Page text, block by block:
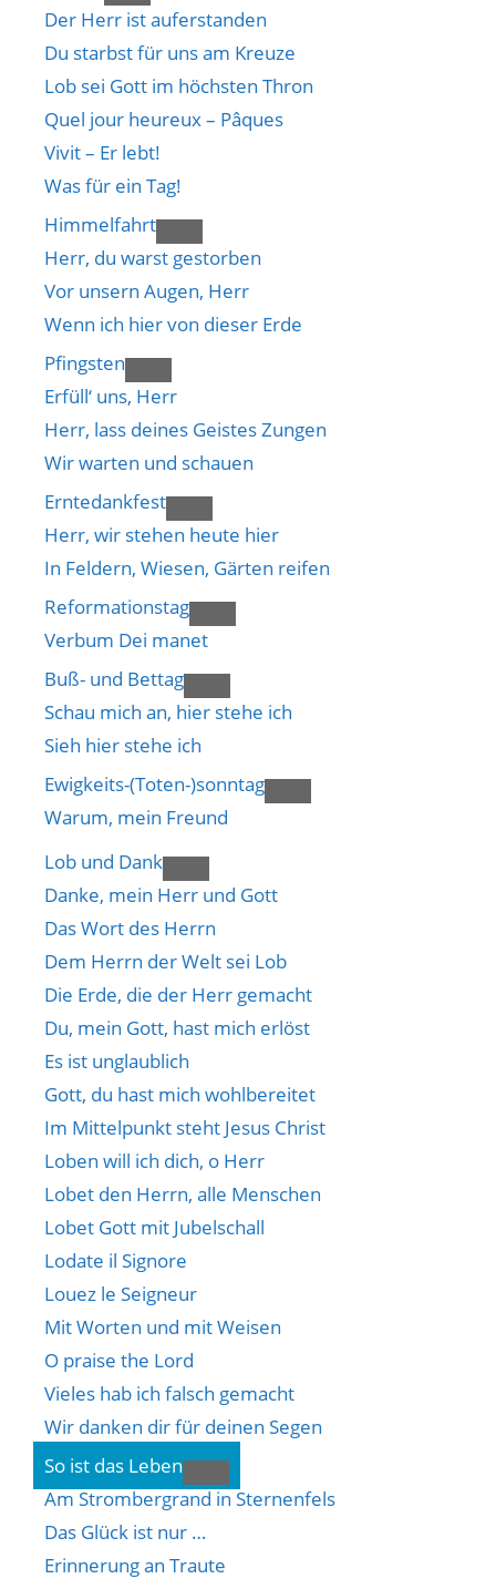
Der Herr ist auferstanden
Du starbst für uns am Kreuze
Lob sei Gott im höchsten Thron
Quel jour heureux – Pâques
Vivit – Er lebt!
Was für ein Tag!
Himmelfahrt
Herr, du warst gestorben
Vor unsern Augen, Herr
Wenn ich hier von dieser Erde
Pfingsten
Erfüll‘ uns, Herr
Herr, lass deines Geistes Zungen
Wir warten und schauen
Erntedankfest
Herr, wir stehen heute hier
In Feldern, Wiesen, Gärten reifen
Reformationstag
Verbum Dei manet
Buß- und Bettag
Schau mich an, hier stehe ich
Sieh hier stehe ich
Ewigkeits-(Toten-)sonntag
Warum, mein Freund
Lob und Dank
Danke, mein Herr und Gott
Das Wort des Herrn
Dem Herrn der Welt sei Lob
Die Erde, die der Herr gemacht
Du, mein Gott, hast mich erlöst
Es ist unglaublich
Gott, du hast mich wohlbereitet
Im Mittelpunkt steht Jesus Christ
Loben will ich dich, o Herr
Lobet den Herrn, alle Menschen
Lobet Gott mit Jubelschall
Lodate il Signore
Louez le Seigneur
Mit Worten und mit Weisen
O praise the Lord
Vieles hab ich falsch gemacht
Wir danken dir für deinen Segen
So ist das Leben
Am Strombergrand in Sternenfels
Das Glück ist nur …
Erinnerung an Traute